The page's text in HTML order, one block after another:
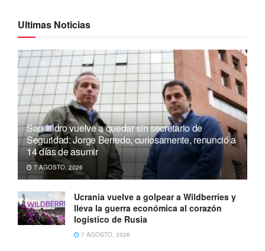
Ultimas Noticias
San Isidro vuelve a quedar sin secretario de
Seguridad: Jorge Berredo, curiosamente, renunció a
14 días de asumir
7 AGOSTO, 2026
Ucrania vuelve a golpear a Wildberries y
lleva la guerra económica al corazón
logístico de Rusia
7 AGOSTO, 2026